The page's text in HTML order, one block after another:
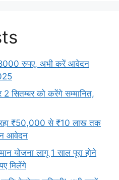
रुपए, अभी करें आवेदन
2 सितम्बर को करेंगे सम्मानित,
रहा ₹50,000 से ₹10 लाख तक
आवेदन
योजना लागू 1 साल पूरा होने
मिलेंगे